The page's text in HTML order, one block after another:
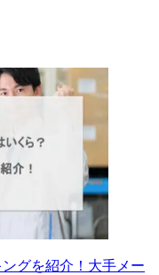
グを紹介！大手メー